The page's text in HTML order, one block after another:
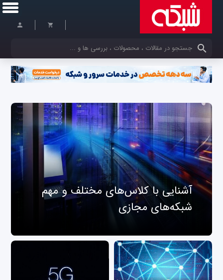
کلمات کلیدی خود را وارد کنید
آشنایی با کلاس‌های مختلف و مهم
شبکه‌های مجازی